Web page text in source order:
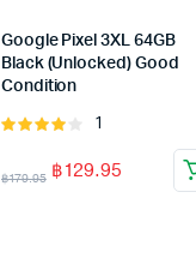
Google Pixel 3XL 64GB
Black (Unlocked) Good
Condition
Rated
of 5
1
฿179.95 ฿129.95